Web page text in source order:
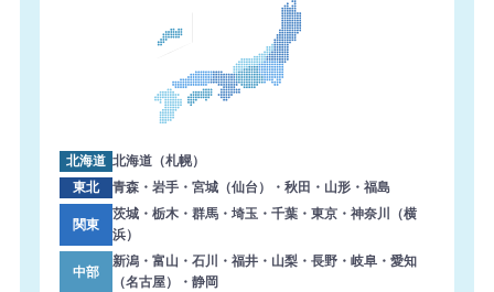
【三重県】複合機 FUJIFILM 導入のお問い合わせを頂きま
した。ありがとうございます。
2026年8月6日 14:59
【熊本県】複合機 KONICA MINOLTA 導入のお問い合わせ
を頂きました。ありがとうございます。
2026年8月6日 14:58
【東京都】コピー機 TOSHIBA 導入のお問い合わせを頂き
ました。ありがとうございます。
2026年8月6日 14:33
北海道 北海道（札幌）
東北
青森・岩手・宮城（仙台）・秋田・山形・福島
関東
茨城・栃木・群馬・埼玉・千葉・東京・神奈川（横
浜）
中部
新潟・富山・石川・福井・山梨・長野・岐阜・愛知
（名古屋）・静岡